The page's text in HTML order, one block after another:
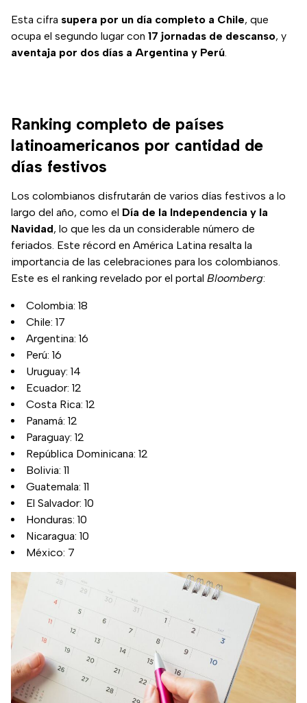
Esta cifra supera por un día completo a Chile, que
ocupa el segundo lugar con 17 jornadas de descanso, y
aventaja por dos días a Argentina y Perú.
Ranking completo de países
latinoamericanos por cantidad de
días festivos
Los colombianos disfrutarán de varios días festivos a lo
largo del año, como el Día de la Independencia y la
Navidad, lo que les da un considerable número de
feriados. Este récord en América Latina resalta la
importancia de las celebraciones para los colombianos.
Este es el ranking revelado por el portal Bloomberg:
Colombia: 18
Chile: 17
Argentina: 16
Perú: 16
Uruguay: 14
Ecuador: 12
Costa Rica: 12
Panamá: 12
Paraguay: 12
República Dominicana: 12
Bolivia: 11
Guatemala: 11
El Salvador: 10
Honduras: 10
Nicaragua: 10
México: 7